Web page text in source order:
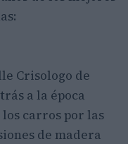
Crisologo de
a la época
carros por las
de madera